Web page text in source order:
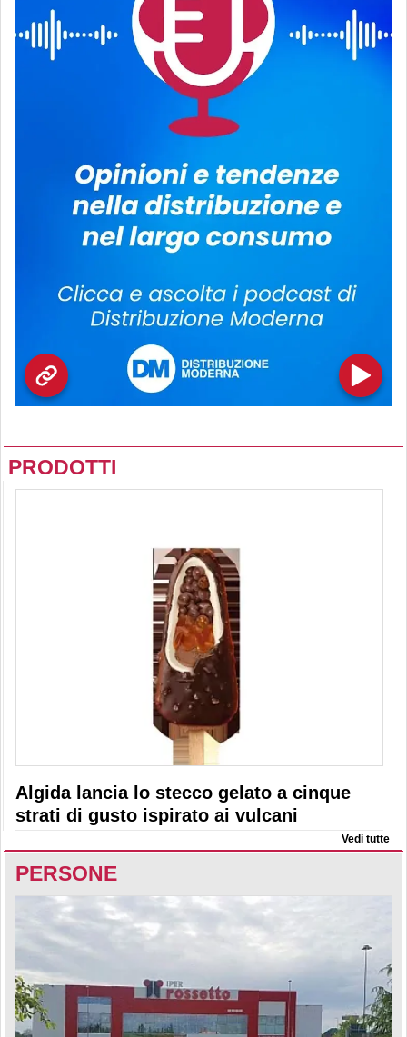
PRODOTTI
Algida lancia lo stecco gelato a cinque
strati di gusto ispirato ai vulcani
Vedi tutte
PERSONE